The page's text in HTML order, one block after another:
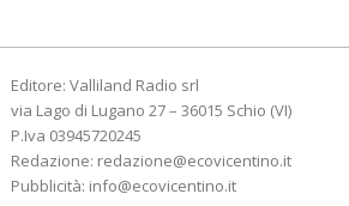
Editore: Valliland Radio srl
via Lago di Lugano 27 – 36015 Schio (VI)
P.Iva 03945720245
Redazione: redazione@ecovicentino.it
Pubblicità: info@ecovicentino.it